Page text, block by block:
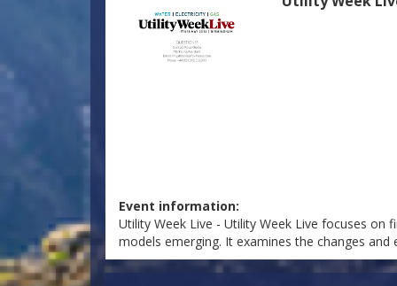
Event information:
Utility Week Live - Utility Week Live focuses on
models emerging. It examines the changes